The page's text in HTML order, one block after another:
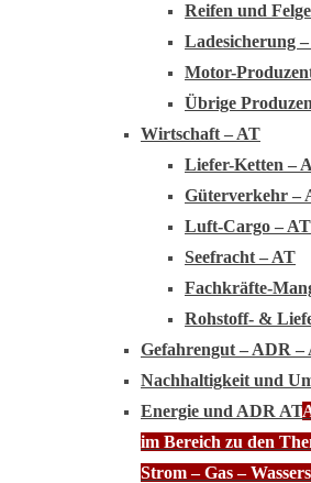
Reifen und
Ladesicherung
Motor-
Übrige
Wirtschaft – AT
Liefer-Ketten –
Güterverkehr –
Luft-Cargo – AT
Seefracht – AT
Fachkräfte-
Rohstoff- &
Gefahrengut – ADR –
Nachhaltigkeit und
Energie und ADR AT
im Bereich zu den
Strom – Gas –